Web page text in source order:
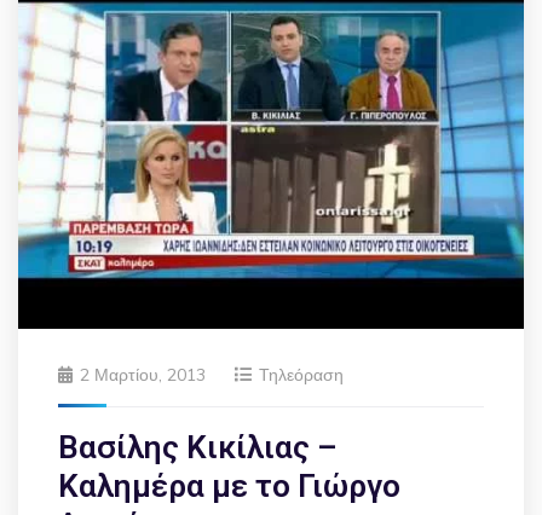
2 Μαρτίου, 2013 Τηλεόραση
Βασίλης Κικίλιας –
Καλημέρα με το Γιώργο